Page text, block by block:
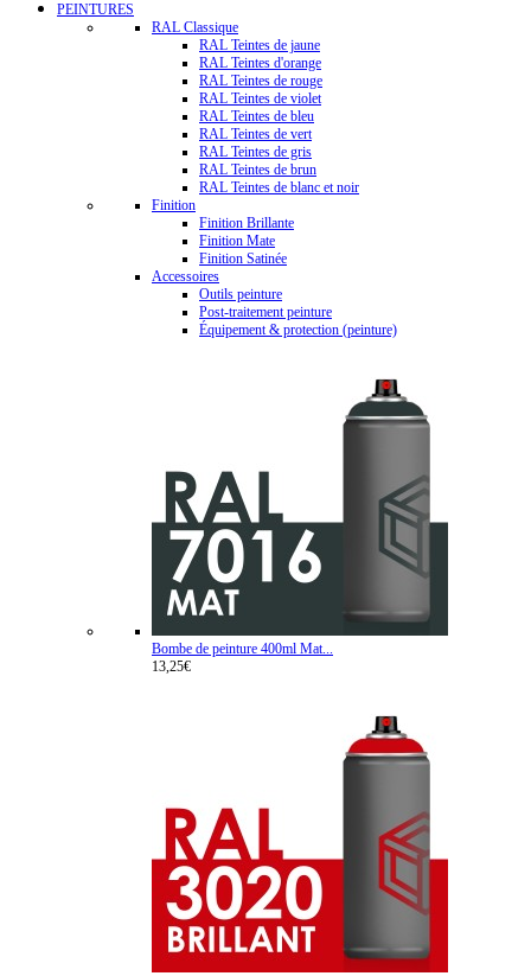
PEINTURES
RAL Classique
RAL Teintes de jaune
RAL Teintes d'orange
RAL Teintes de rouge
RAL Teintes de violet
RAL Teintes de bleu
RAL Teintes de vert
RAL Teintes de gris
RAL Teintes de brun
RAL Teintes de blanc et noir
Finition
Finition Brillante
Finition Mate
Finition Satinée
Accessoires
Outils peinture
Post-traitement peinture
Équipement & protection (peinture)
Bombe de peinture 400ml Mat...
13,25€